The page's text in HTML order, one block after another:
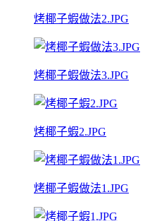
烤椰子蝦做法2.JPG
烤椰子蝦做法3.JPG
烤椰子蝦2.JPG
烤椰子蝦做法1.JPG